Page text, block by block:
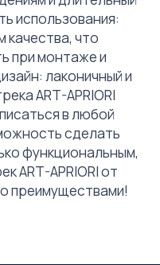
использования:
что
при монтаже и
лаконичный и
ART-APRIORI
в любой
сделать
функциональным,
ART-APRIORI от
преимуществами!